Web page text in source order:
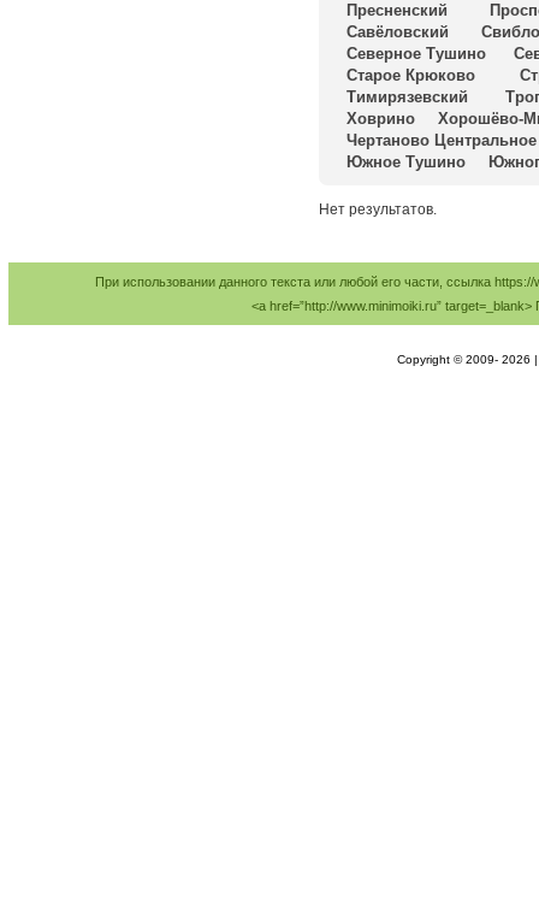
Пресненский
Савёловский
Северное Тушино
Старое Крюково
Тимирязевский
Ховрино
Хорошёво-
Чертаново Центральное
Южное Тушино
Нет результатов.
При использовании данного текста или любой его части, ссылка
<a href=”http://www.minimoiki.ru”
Copyright © 2009- 2026